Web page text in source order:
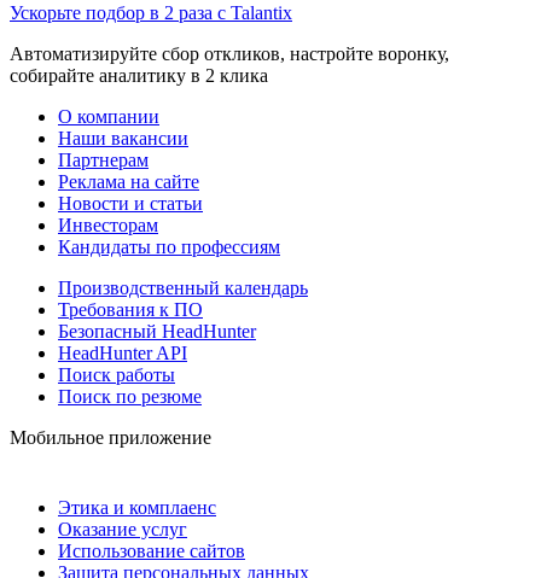
Ускорьте подбор в 2 раза с Talantix
Автоматизируйте сбор откликов, настройте воронку,
собирайте аналитику в 2 клика
О компании
Наши вакансии
Партнерам
Реклама на сайте
Новости и статьи
Инвесторам
Кандидаты по профессиям
Производственный календарь
Требования к ПО
Безопасный HeadHunter
HeadHunter API
Поиск работы
Поиск по резюме
Мобильное приложение
Этика и комплаенс
Оказание услуг
Использование сайтов
Защита персональных данных